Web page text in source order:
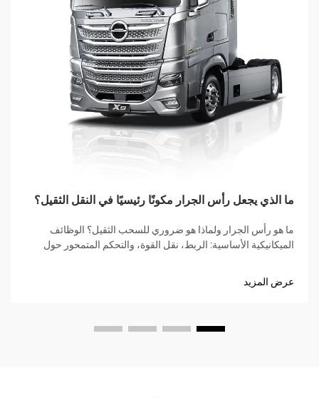
ما الذي يجعل رأس الجرار مكونًا رئيسيًا في النقل الثقيل؟
ما هو رأس الجرار ولماذا هو ضروري للسحب الثقيل؟ الوظائف
الميكانيكية الأساسية: الربط، نقل القوة، والتحكم المتمحور حول
عرض المزيد